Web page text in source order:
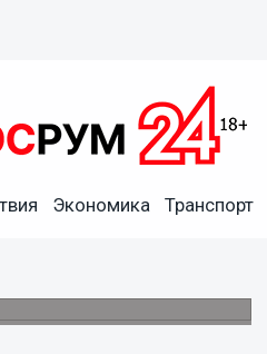
Экономика Транспорт
«Волга» в